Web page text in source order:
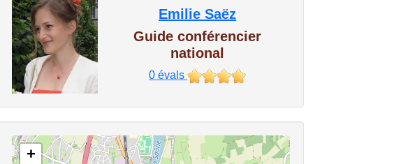
Emilie Saëz
Guide conférencier
national
0 évals
+